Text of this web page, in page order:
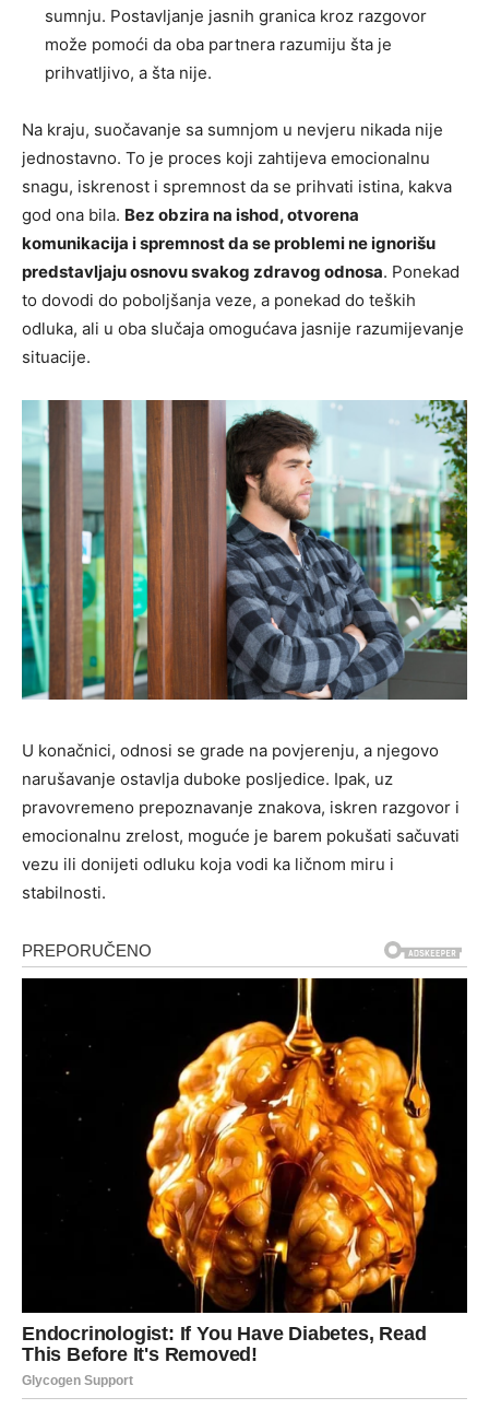
sumnju. Postavljanje jasnih granica kroz razgovor
može pomoći da oba partnera razumiju šta je
prihvatljivo, a šta nije.
Na kraju, suočavanje sa sumnjom u nevjeru nikada nije
jednostavno. To je proces koji zahtijeva emocionalnu
snagu, iskrenost i spremnost da se prihvati istina, kakva
god ona bila. Bez obzira na ishod, otvorena
komunikacija i spremnost da se problemi ne ignorišu
predstavljaju osnovu svakog zdravog odnosa. Ponekad
to dovodi do poboljšanja veze, a ponekad do teških
odluka, ali u oba slučaja omogućava jasnije razumijevanje
situacije.
U konačnici, odnosi se grade na povjerenju, a njegovo
narušavanje ostavlja duboke posljedice. Ipak, uz
pravovremeno prepoznavanje znakova, iskren razgovor i
emocionalnu zrelost, moguće je barem pokušati sačuvati
vezu ili donijeti odluku koja vodi ka ličnom miru i
stabilnosti.